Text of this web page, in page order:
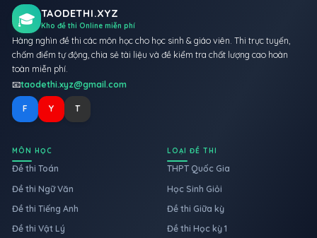
🎓 TAODETHI.XYZ
Kho đề thi Online miễn phí
Hàng nghìn đề thi các môn học cho học sinh & giáo viên. Thi trực tuyến,
chấm điểm tự động, chia sẻ tài liệu và đề kiểm tra chất lượng cao hoàn
toàn miễn phí.
📧taodethi.xyz@gmail.com
F Y T
MÔN HỌC
Đề thi Toán
Đề thi Ngữ Văn
Đề thi Tiếng Anh
Đề thi Vật Lý
LOẠI ĐỀ THI
THPT Quốc Gia
Học Sinh Giỏi
Đề thi Giữa kỳ
Đề thi Học kỳ 1